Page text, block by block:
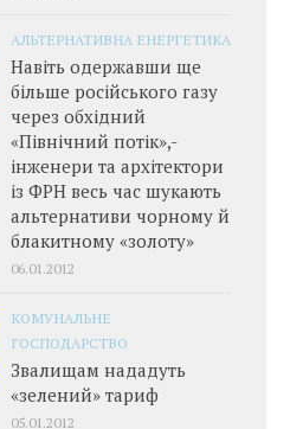
АЛЬТЕРНАТИВНА ЕНЕРГЕТИКА
Навіть одержавши ще
більше російського газу
через обхідний
«Північний потік»,­
інженери та архітектори
із ФРН весь час шукають
альтернативи чорному й
блакитному «золоту»
06.01.2012
КОМУНАЛЬНЕ
ГОСПОДАРСТВО
Звалищам нададуть
«зелений» тариф
05.01.2012